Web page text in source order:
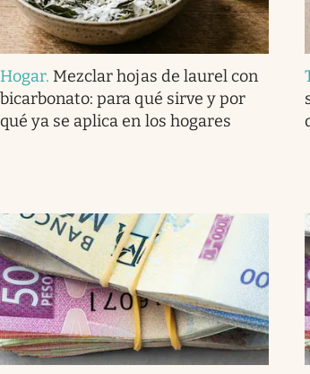
Hogar. Mezclar hojas de laurel con
bicarbonato: para qué sirve y por
qué ya se aplica en los hogares